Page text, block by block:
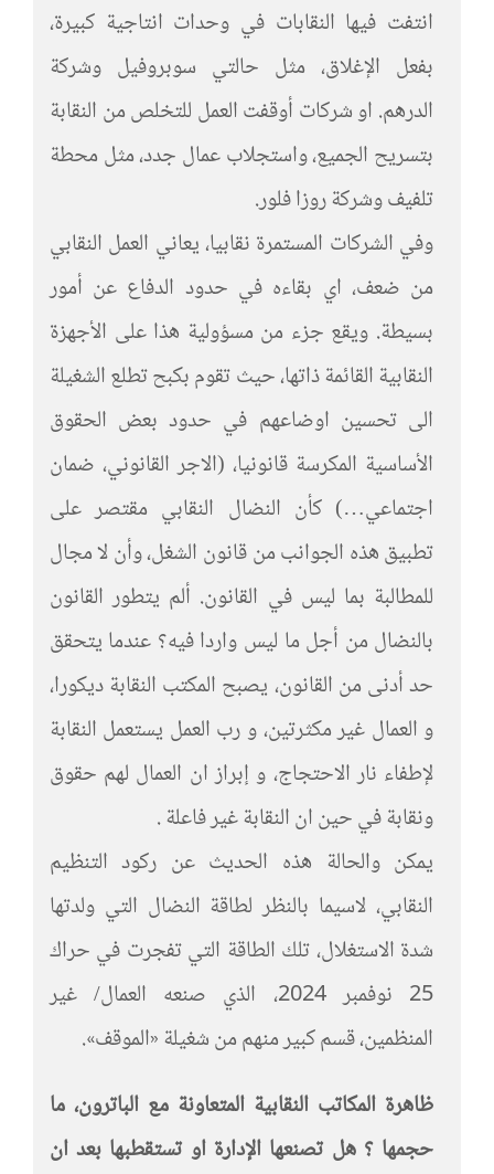
انتفت فيها النقابات في وحدات انتاجية كبيرة،
بفعل الإغلاق، مثل حالتي سوبروفيل وشركة
الدرهم. او شركات أوقفت العمل للتخلص من النقابة
بتسريح الجميع، واستجلاب عمال جدد، مثل محطة
تلفيف وشركة روزا فلور.
وفي الشركات المستمرة نقابيا، يعاني العمل النقابي
من ضعف، اي بقاءه في حدود الدفاع عن أمور
بسيطة. ويقع جزء من مسؤولية هذا على الأجهزة
النقابية القائمة ذاتها، حيث تقوم بكبح تطلع الشغيلة
الى تحسين اوضاعهم في حدود بعض الحقوق
الأساسية المكرسة قانونيا، (الاجر القانوني، ضمان
اجتماعي…) كأن النضال النقابي مقتصر على
تطبيق هذه الجوانب من قانون الشغل، وأن لا مجال
للمطالبة بما ليس في القانون. ألم يتطور القانون
بالنضال من أجل ما ليس واردا فيه؟ عندما يتحقق
حد أدنى من القانون، يصبح المكتب النقابة ديكورا،
و العمال غير مكثرتين، و رب العمل يستعمل النقابة
لإطفاء نار الاحتجاج، و إبراز ان العمال لهم حقوق
ونقابة في حين ان النقابة غير فاعلة .
يمكن والحالة هذه الحديث عن ركود التنظيم
النقابي، لاسيما بالنظر لطاقة النضال التي ولدتها
شدة الاستغلال، تلك الطاقة التي تفجرت في حراك
25 نوفمبر 2024، الذي صنعه العمال/ غير
المنظمين، قسم كبير منهم من شغيلة «الموقف».
ظاهرة المكاتب النقابية المتعاونة مع الباترون، ما
حجمها ؟ هل تصنعها الإدارة او تستقطبها بعد ان